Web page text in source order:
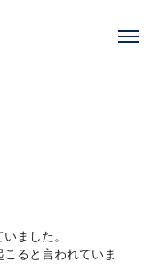
ました。
ると言われていま